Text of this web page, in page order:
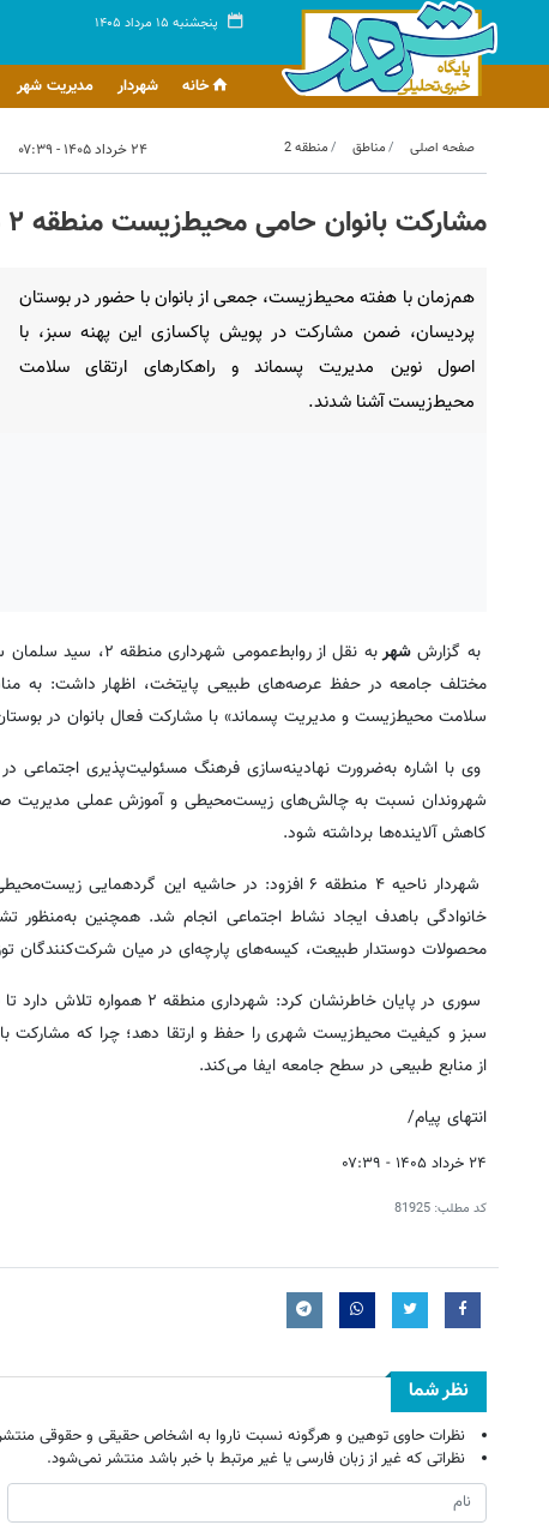
پنجشنبه ۱۵ مرداد ۱۴۰۵
خانه شهردار مدیریت شهر
صفحه اصلی مناطق منطقه 2 ۲۴ خرداد ۱۴۰۵ - ۰۷:۳۹
مشارکت بانوان حامی محیط‌زیست منطقه ۲ در پویش پاکسازی بوستان پردیسان
هم‌زمان با هفته محیط‌زیست، جمعی از بانوان با حضور در بوستان
پردیسان، ضمن مشارکت در پویش پاکسازی این پهنه سبز، با
اصول نوین مدیریت پسماند و راهکارهای ارتقای سلامت
محیط‌زیست آشنا شدند.
به گزارششهر
مختلف جامعه در حفظ عرصه‌های طبیعی پایتخت، اظهار داشت: به
سلامت محیط‌زیست و مدیریت پسماند» با مشارکت فعال بانوان در
وی با اشاره به‌ضرورت نهادینه‌سازی فرهنگ مسئولیت‌پذیری اجتماعی
شهروندان نسبت به چالش‌های زیست‌محیطی و آموزش عملی مدیریت صحیح
کاهش آلاینده‌ها برداشته شود.
شهردار ناحیه ۴ منطقه ۶ افزود: در حاشیه این
خانوادگی باهدف ایجاد نشاط اجتماعی انجام شد. همچنین
محصولات دوستدار طبیعت، کیسه‌های پارچه‌ای در میان شرکت‌کنندگان
سوری در پایان خاطرنشان کرد:
سبز و کیفیت محیط‌زیست شهری را حفظ و ارتقا دهد؛ چرا که مشارکت
از منابع طبیعی در سطح جامعه ایفا می‌کند.
انتهای پیام/
۲۴ خرداد ۱۴۰۵ - ۰۷:۳۹
کد مطلب: 81925
نظر شما
نظرات حاوی توهین و هرگونه نسبت ناروا به اشخاص حقیقی و حقوقی
نظراتی که غیر از زبان فارسی یا غیر مرتبط با خبر باشد منتشر نمی‌شود.